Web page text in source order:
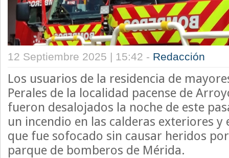
12 Septiembre 2025 | 15:42 - Redacción
Los usuarios de la residencia de
Perales de la localidad pacense de
fueron desalojados la noche de este
un incendio en las calderas exteriores y
que fue sofocado sin causar heridos
parque de bomberos de Mérida.